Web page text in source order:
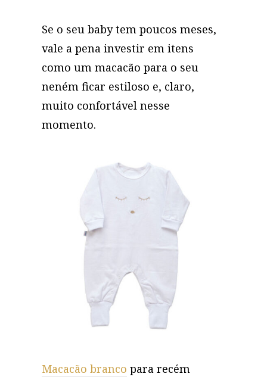
Se o seu baby tem poucos meses,
vale a pena investir em itens
como um macacão para o seu
neném ficar estiloso e, claro,
muito confortável nesse
momento.
Macacão branco para recém